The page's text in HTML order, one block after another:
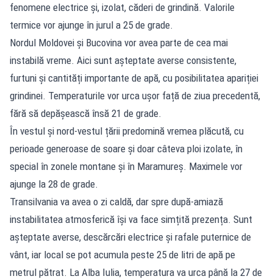
fenomene electrice și, izolat, căderi de grindină. Valorile
termice vor ajunge în jurul a 25 de grade.
Nordul Moldovei și Bucovina vor avea parte de cea mai
instabilă vreme. Aici sunt așteptate averse consistente,
furtuni și cantități importante de apă, cu posibilitatea apariției
grindinei. Temperaturile vor urca ușor față de ziua precedentă,
fără să depășească însă 21 de grade.
În vestul și nord-vestul țării predomină vremea plăcută, cu
perioade generoase de soare și doar câteva ploi izolate, în
special în zonele montane și în Maramureș. Maximele vor
ajunge la 28 de grade.
Transilvania va avea o zi caldă, dar spre după-amiază
instabilitatea atmosferică își va face simțită prezența. Sunt
așteptate averse, descărcări electrice și rafale puternice de
vânt, iar local se pot acumula peste 25 de litri de apă pe
metrul pătrat. La Alba Iulia, temperatura va urca până la 27 de